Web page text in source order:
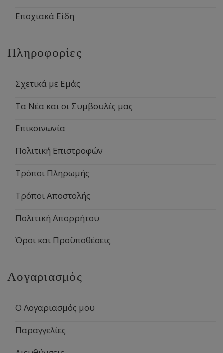
Εποχιακά Είδη
Πληροφορίες
Σχετικά με Εμάς
Τα Νέα και οι Συμβουλές μας
Επικοινωνία
Πολιτική Επιστροφών
Τρόποι Πληρωμής
Τρόποι Αποστολής
Πολιτική Απορρήτου
Όροι και Προϋποθέσεις
Λογαριασμός
Ο Λογαριασμός μου
Παραγγελίες